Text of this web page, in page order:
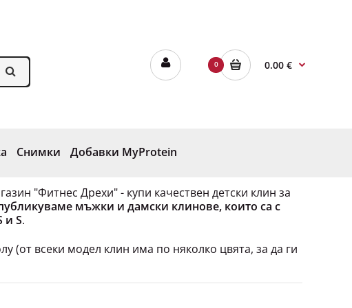
0 0.00 €
Снимки Добавки MyProtein
"Фитнес Дрехи" - купи качествен детски клин за
мъжки и дамски клинове, които са с
и S.
(от всеки модел клин има по няколко цвята, за да ги